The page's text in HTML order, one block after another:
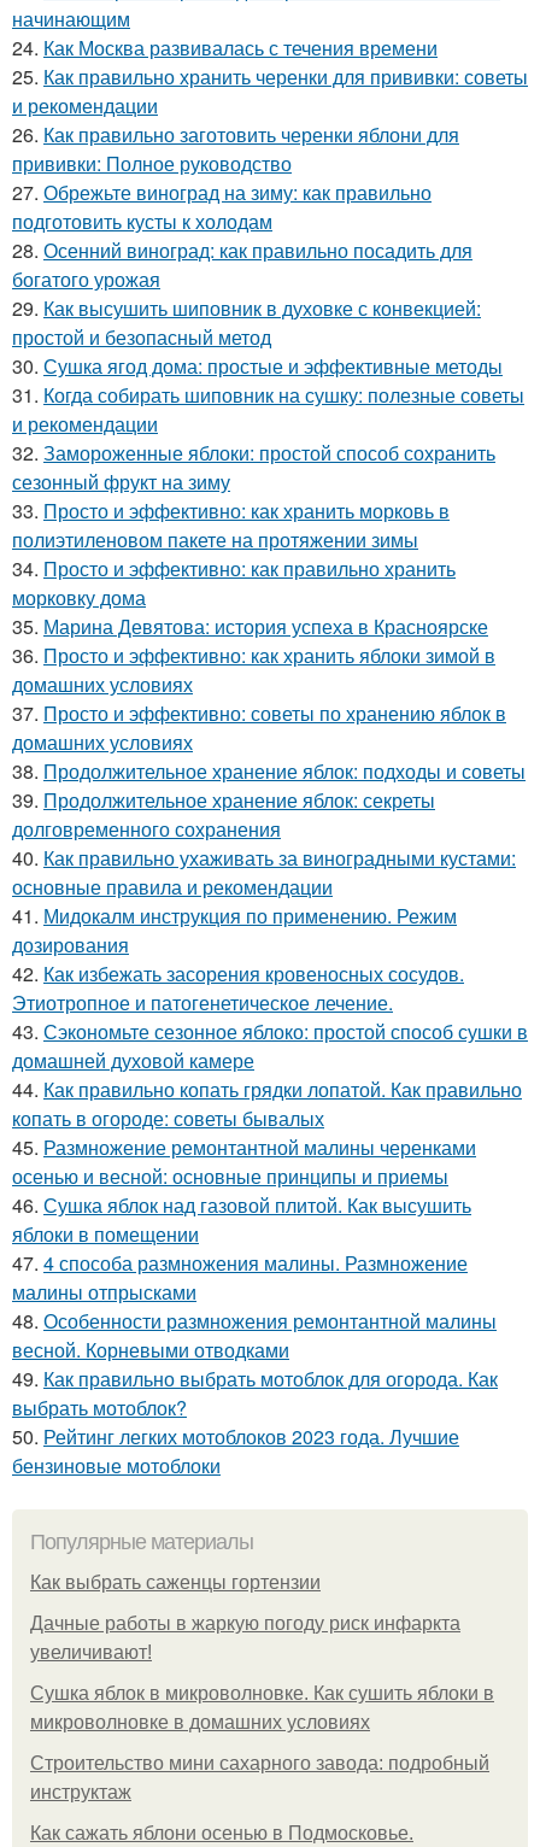
начинающим
24. Как Москва развивалась с течения времени
25. Как правильно хранить черенки для прививки: советы
и рекомендации
26. Как правильно заготовить черенки яблони для
прививки: Полное руководство
27. Обрежьте виноград на зиму: как правильно
подготовить кусты к холодам
28. Осенний виноград: как правильно посадить для
богатого урожая
29. Как высушить шиповник в духовке с конвекцией:
простой и безопасный метод
30. Сушка ягод дома: простые и эффективные методы
31. Когда собирать шиповник на сушку: полезные советы
и рекомендации
32. Замороженные яблоки: простой способ сохранить
сезонный фрукт на зиму
33. Просто и эффективно: как хранить морковь в
полиэтиленовом пакете на протяжении зимы
34. Просто и эффективно: как правильно хранить
морковку дома
35. Марина Девятова: история успеха в Красноярске
36. Просто и эффективно: как хранить яблоки зимой в
домашних условиях
37. Просто и эффективно: советы по хранению яблок в
домашних условиях
38. Продолжительное хранение яблок: подходы и советы
39. Продолжительное хранение яблок: секреты
долговременного сохранения
40. Как правильно ухаживать за виноградными кустами:
основные правила и рекомендации
41. Мидокалм инструкция по применению. Режим
дозирования
42. Как избежать засорения кровеносных сосудов.
Этиотропное и патогенетическое лечение.
43. Сэкономьте сезонное яблоко: простой способ сушки в
домашней духовой камере
44. Как правильно копать грядки лопатой. Как правильно
копать в огороде: советы бывалых
45. Размножение ремонтантной малины черенками
осенью и весной: основные принципы и приемы
46. Сушка яблок над газовой плитой. Как высушить
яблоки в помещении
47. 4 способа размножения малины. Размножение
малины отпрысками
48. Особенности размножения ремонтантной малины
весной. Корневыми отводками
49. Как правильно выбрать мотоблок для огорода. Как
выбрать мотоблок?
50. Рейтинг легких мотоблоков 2023 года. Лучшие
бензиновые мотоблоки
Популярные материалы
Как выбрать саженцы гортензии
Дачные работы в жаркую погоду риск инфаркта
увеличивают!
Сушка яблок в микроволновке. Как сушить яблоки в
микроволновке в домашних условиях
Строительство мини сахарного завода: подробный
инструктаж
Как сажать яблони осенью в Подмосковье.